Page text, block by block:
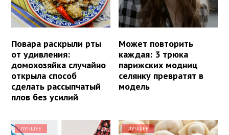
Повара раскрыли рты
от удивления:
домохозяйка случайно
открыла способ
сделать рассыпчатый
плов без усилий
Может повторить
каждая: 3 трюка
парижских модниц
селянку превратят в
модель
ЛУЧШЕЕ ЛУЧШЕЕ